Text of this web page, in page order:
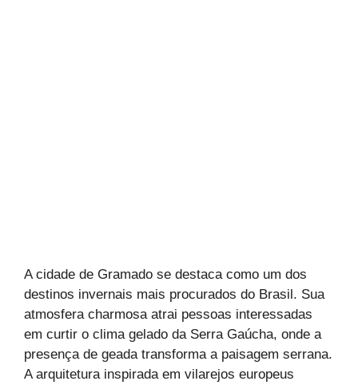
A cidade de Gramado se destaca como um dos
destinos invernais mais procurados do Brasil. Sua
atmosfera charmosa atrai pessoas interessadas
em curtir o clima gelado da Serra Gaúcha, onde a
presença de geada transforma a paisagem serrana.
A arquitetura inspirada em vilarejos europeus